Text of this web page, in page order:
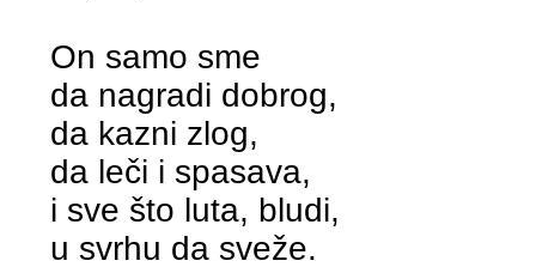
On samo sme
da nagradi dobrog,
da kazni zlog,
da leči i spasava,
i sve što luta, bludi,
u svrhu da sveže.